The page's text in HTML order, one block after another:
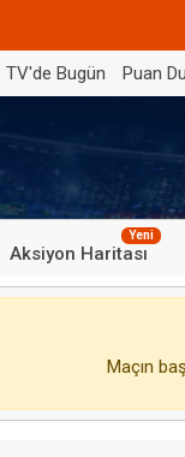
TV'de Bugün Puan
Aksiyon Haritası
Yeni
Maçın